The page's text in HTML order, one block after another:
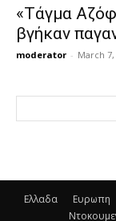
«Τάγμα
βγήκαν
moderator - March 7,
Ελλαδα Ευρωπη